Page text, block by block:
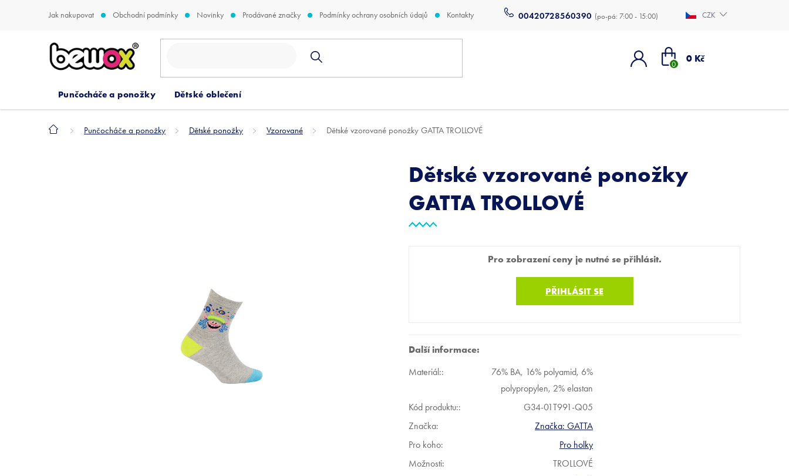
00420728560390
Jak nakupovat Obchodní podmínky Novinky Prodávané značky Podmínky ochrany osobních údajů Kontakty CZK
Nákupní
0 Kč
Punčocháče a ponožky Dětské oblečení
Domů Punčocháče a ponožky Dětské ponožky Vzorované Dětské vzorované ponožky GATTA TROLLOVÉ
Dětské vzorované ponožky
GATTA TROLLOVÉ
Pro zobrazení ceny je nutné se přihlásit.
PŘIHLÁSIT SE
Další informace:
Materiál::
76% BA, 16% polyamid, 6%
polypropylen, 2% elastan
Kód produktu::
G34-01T991-Q05
Značka:
Značka: GATTA
Pro koho:
Pro holky
Možnosti:
TROLLOVÉ